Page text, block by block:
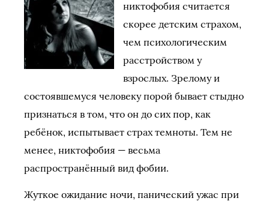
никтофобия считается
скорее детским страхом,
чем психологическим
расстройством у
взрослых. Зрелому и
состоявшемуся человеку порой бывает стыдно
признаться в том, что он до сих пор, как
ребёнок, испытывает страх темноты. Тем не
менее, никтофобия — весьма
распространённый вид фобии.
Жуткое ожидание ночи, панический ужас при